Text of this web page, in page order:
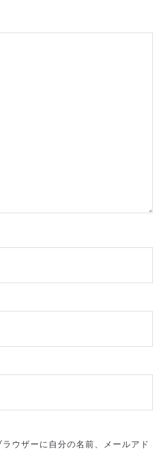
ウザーに自分の名前、メールアド